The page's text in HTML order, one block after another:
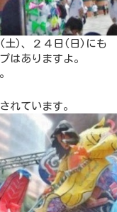
土)、２４日(日)にも
はありますよ。
れています。